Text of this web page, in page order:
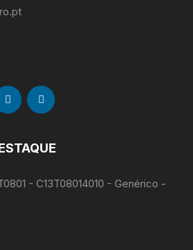
- C13T08014010 - Genérico -